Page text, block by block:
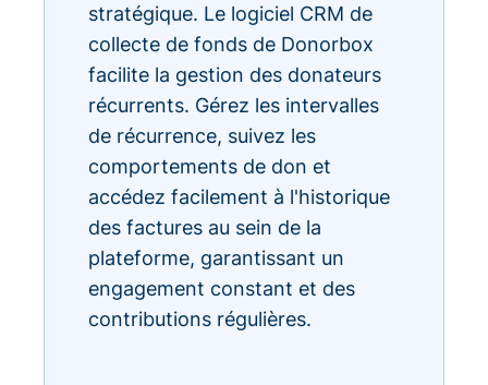
stratégique. Le logiciel CRM de
collecte de fonds de Donorbox
facilite la gestion des donateurs
récurrents. Gérez les intervalles
de récurrence, suivez les
comportements de don et
accédez facilement à l'historique
des factures au sein de la
plateforme, garantissant un
engagement constant et des
contributions régulières.